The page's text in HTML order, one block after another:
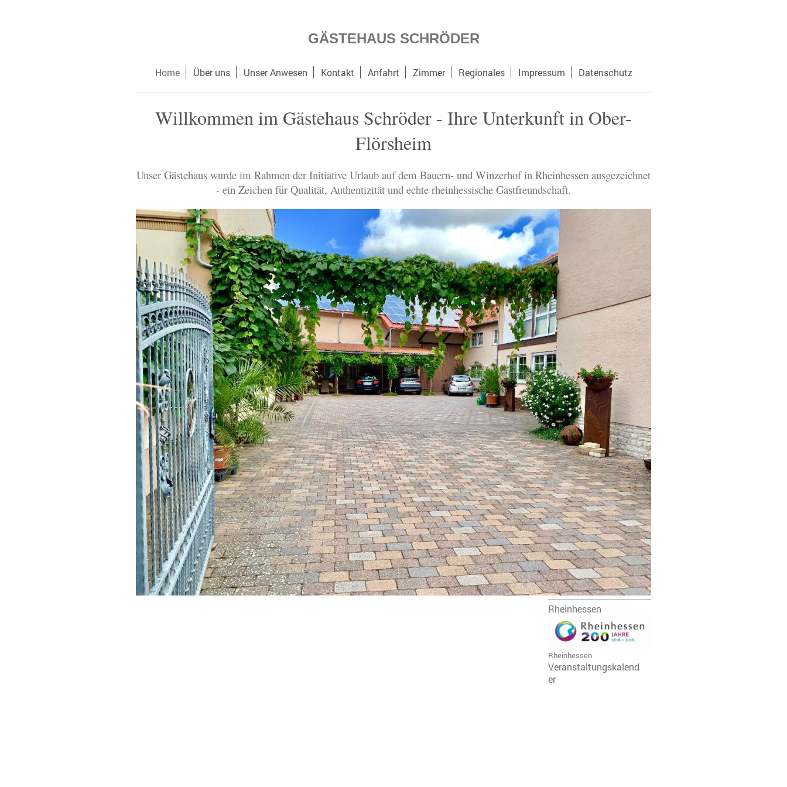
GÄSTEHAUS SCHRÖDER
Home Über uns Unser Anwesen Kontakt Anfahrt Zimmer Regionales Impressum Datenschutz
Willkommen im Gästehaus Schröder - Ihre Unterkunft in Ober-
Flörsheim
Unser Gästehaus wurde im Rahmen der Initiative Urlaub auf dem Bauern- und Winzerhof in Rheinhessen ausgezeichnet
- ein Zeichen für Qualität, Authentizität und echte rheinhessische Gastfreundschaft.
Rheinhessen
Rheinhessen
Veranstaltungskalend
er